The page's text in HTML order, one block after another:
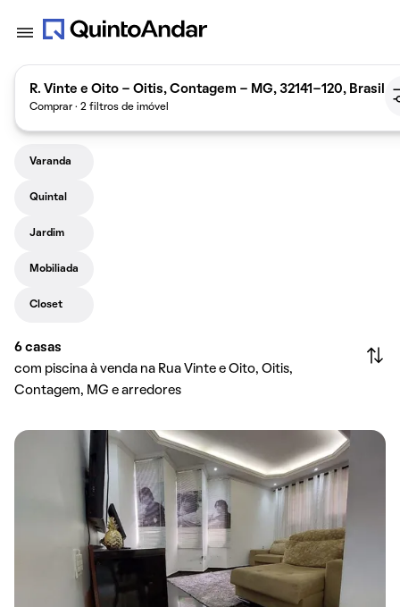
R. Vinte e Oito - Oitis, Contagem - MG, 32141-120, Brasil
Comprar · 2 filtros de imóvel
Varanda
Quintal
Jardim
Mobiliada
Closet
6 casas
com piscina à venda na Rua Vinte e Oito, Oitis,
Contagem, MG e arredores